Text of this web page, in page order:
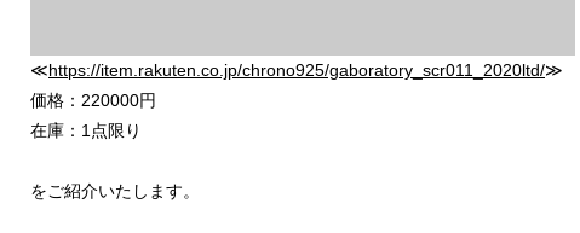
≪https://item.rakuten.co.jp/chrono925/gaboratory_scr011_2020ltd/≫
価格：220000円
在庫：1点限り
をご紹介いたします。